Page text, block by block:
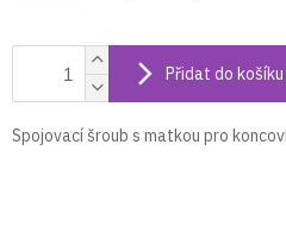
Přidat do košíku
Spojovací šroub s matkou pro